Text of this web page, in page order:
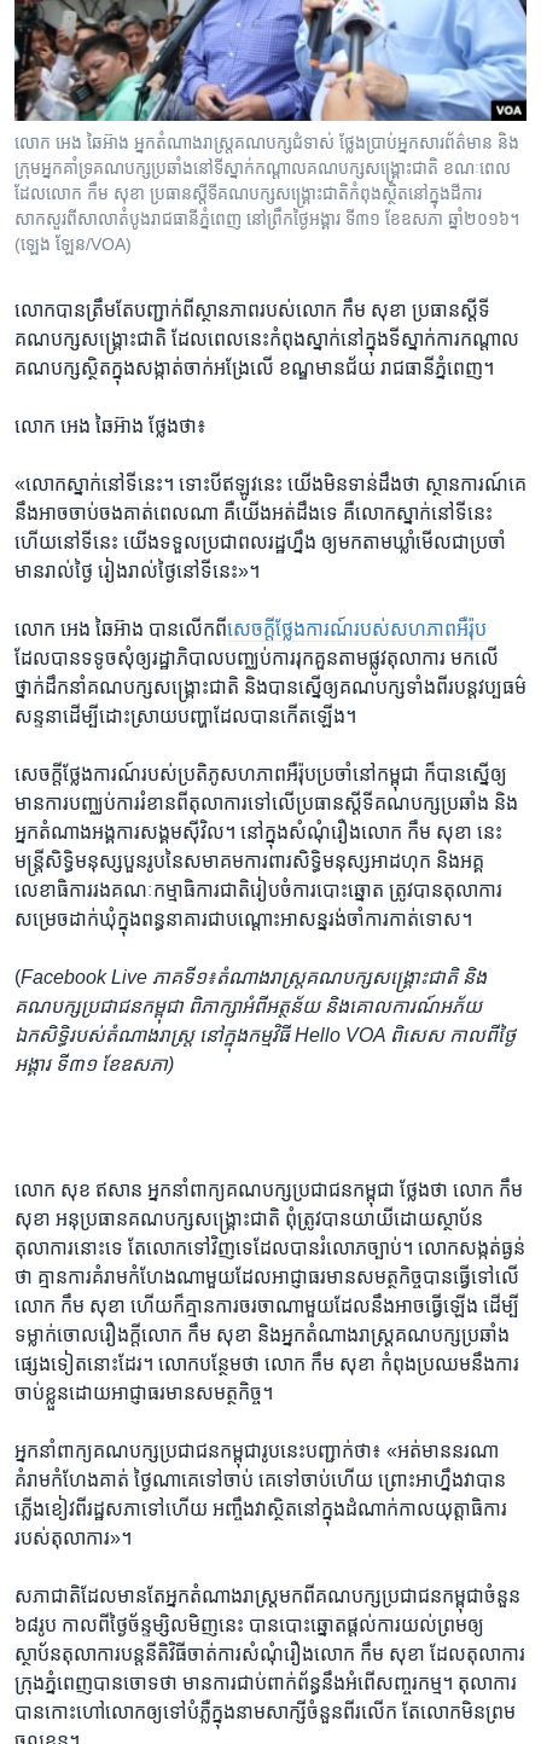
លោក​ អេង​ ឆៃអ៊ាង​ អ្នកតំណាងរាស្ត្រ​គណបក្ស​ជំទាស់​ ​ថ្លែង​ប្រាប់​អ្នក​សារព័ត៌មាន ​និង​
ក្រុម​អ្នកគាំទ្រ​គណបក្ស​ប្រឆាំង​នៅ​ទី​ស្នាក់​កណ្ដាល​គណបក្ស​សង្គ្រោះ​ជាតិ​ ខណៈពេល​
ដែល​លោក ​កឹម សុខា​ ប្រធាន​ស្ដីទី​គណបក្ស​សង្រ្គោះជាតិ​កំពុង​ស្ថិតនៅ​ក្នុង​ដីការ​
សាកសួរ​ពី​សាលា​តំបូង​រាជធានី​ភ្នំពេញ​ នៅ​ព្រឹក​ថ្ងៃ​អង្គារ​ ទី​៣១ ខែ​ឧសភា ឆ្នាំ២០១៦។
(ឡេង ឡែន/VOA)
លោក​បាន​ត្រឹម​តែ​បញ្ជាក់​ពី​ស្ថានភាព​របស់​លោក​ កឹម សុខា​ ប្រធាន​ស្តី​ទី​
គណបក្ស​សង្គ្រោះ​ជាតិ​ ដែល​ពេល​នេះ​កំពុង​ស្នាក់​នៅ​ក្នុង​ទី​ស្នាក់ការ​កណ្តាល​
គណបក្ស​ស្ថិត​ក្នុង​សង្កាត់​ចាក់អង្រែលើ​ ខណ្ឌ​មានជ័យ ​រាជធានី​ភ្នំពេញ។
​លោក​ អេង​ ឆៃអ៊ាង ថ្លែង​ថា៖
«លោក​ស្នាក់​នៅ​ទីនេះ។​ ទោះបី​ឥឡូវ​នេះ​ យើង​មិន​ទាន់​ដឹង​ថា​ ស្ថានការណ៍​គេ​
នឹង​អាច​ចាប់​ចង​គាត់​ពេលណា​ គឺ​យើង​អត់​ដឹង​ទេ​ គឺ​លោក​ស្នាក់នៅ​ទីនេះ​
ហើយ​នៅ​ទីនេះ​ យើង​ទទួល​ប្រជាពលរដ្ឋ​ហ្នឹង​ ឲ្យ​មក​តាម​ឃ្លាំមើល​ជា​ប្រចាំ​
មាន​រាល់​ថ្ងៃ​ រៀងរាល់​ថ្ងៃ​នៅ​ទីនេះ»។
លោក​ អេង​ ឆៃអ៊ាង​ បាន​លើក​ពី​សេចក្តី​ថ្លែង​ការណ៍​របស់​សហភាព​អឺរ៉ុប
ដែល​បាន​ទទូច​សុំ​ឲ្យ​រដ្ឋាភិបាល​បញ្ឈប់​ការ​រុកគួន​តាម​ផ្លូវ​តុលាការ​ មក​លើ​
ថ្នាក់​ដឹកនាំ​គណបក្ស​សង្គ្រោះ​ជាតិ​ និង​បាន​ស្នើ​ឲ្យ​គណបក្ស​ទាំង​ពីរ​បន្ត​វប្បធម៌​
សន្ទនា​ដើម្បី​ដោះស្រាយ​បញ្ហា​ដែល​បាន​កើតឡើង។
សេចក្តី​ថ្លែងការណ៍​របស់​ប្រតិភូ​សហភាព​អឺរ៉ុប​ប្រចាំ​នៅ​កម្ពុជា​ ក៏​បាន​ស្នើ​ឲ្យ​
មាន​ការ​បញ្ឈប់​ការ​រំខាន​ពី​តុលាការ​ទៅ​លើ​ប្រធាន​ស្តី​ទី​គណបក្ស​ប្រឆាំង​ និង​
អ្នក​តំណាង​អង្គការ​សង្គម​ស៊ីវិល។​ នៅ​ក្នុង​សំណុំរឿង​លោក​ កឹម សុខា​ នេះ​
មន្ត្រី​សិទ្ធិ​មនុស្ស​បួន​រូប​នៃ​សមាគម​ការពារ​សិទ្ធិ​មនុស្ស​អាដហុក​ និង​អគ្គ
លេខាធិការ​រង​គណៈកម្មាធិការ​ជាតិ​រៀបចំ​ការ​បោះ​ឆ្នោត​ ត្រូវ​បាន​តុលាការ​
សម្រេច​ដាក់​ឃុំ​ក្នុង​ពន្ធនាគារ​ជា​បណ្តោះអាសន្ន​រង់​ចាំ​ការ​កាត់​ទោស។
(Facebook Live ភាគទី១៖តំណាងរាស្ត្រ​គណបក្ស​សង្គ្រោះជាតិ និង​
គណបក្ស​ប្រជាជន​កម្ពុជា ពិភាក្សា​អំពី​អត្ថន័យ និង​គោលការណ៍​អភ័យ​
ឯកសិទ្ធិ​របស់​តំណាងរាស្ត្រ នៅ​ក្នុង​កម្មវិធី Hello VOA ពិសេស កាលពី​ថ្ងៃ
អង្គារ ទី៣១ ខែ​ឧសភា)
លោក សុខ​ ឥសាន អ្នក​នាំ​ពាក្យ​គណបក្ស​ប្រជាជន​កម្ពុជា ថ្លែង​ថា​ លោក​ កឹម
សុខា​ អនុ​ប្រធាន​គណបក្ស​សង្គ្រោះ​ជាតិ ពុំ​ត្រូវ​បាន​យាយី​ដោយ​ស្ថាប័ន​
តុលាការ​នោះ​ទេ​ តែ​លោក​ទៅវិញ​ទេ​ដែល​បាន​រំលោភ​ច្បាប់។​ លោក​សង្កត់​ធ្ងន់​
ថា​ គ្មាន​ការ​គំរាមកំហែង​ណាមួយ​ដែល​អាជ្ញាធរ​មាន​សមត្ថកិច្ច​បាន​ធ្វើ​ទៅ​លើ​
លោក ​កឹម សុខា​ ហើយ​ក៏​គ្មាន​ការ​ចរចា​ណាមួយ​ដែល​នឹង​អាច​ធ្វើ​ឡើង ​ដើម្បី​
ទម្លាក់​ចោល​រឿងក្តី​លោក​ កឹម សុខា​ និង​អ្នក​តំណាងរាស្ត្រ​គណបក្ស​ប្រឆាំង​
ផ្សេង​ទៀត​នោះ​ដែរ។​ លោក​បន្ថែម​ថា​ លោក​ កឹម​ សុខា កំពុង​ប្រឈម​នឹង​ការ​
ចាប់​ខ្លួន​ដោយ​អាជ្ញាធរ​មាន​សមត្ថកិច្ច។
អ្នក​នាំ​ពាក្យ​គណបក្ស​ប្រជាជន​កម្ពុជា​រូប​នេះ​បញ្ជាក់​ថា៖ «អត់​មាន​នរណា​
គំរាមកំហែង​គាត់​ ថ្ងៃ​ណា​គេ​ទៅ​ចាប់​ គេ​ទៅ​ចាប់​ហើយ​ ព្រោះ​អាហ្នឹង​វា​បាន​
ភ្លើង​ខៀវ​ពី​រដ្ឋសភា​ទៅ​ហើយ​ អញ្ចឹង​វា​ស្ថិត​នៅ​ក្នុង​ដំណាក់កាល​យុត្តាធិការ​
របស់​តុលាការ»។
សភា​ជាតិ​ដែល​មាន​តែ​អ្នក​តំណាងរាស្ត្រ​មក​ពី​គណបក្ស​ប្រជាជន​កម្ពុជា​ចំនួន​
៦៨រូប ​កាល​ពី​ថ្ងៃ​ច័ន្ទ​ម្សិលមិញ​នេះ បាន​បោះឆ្នោត​ផ្តល់​ការ​យល់​ព្រម​ឲ្យ​
ស្ថាប័ន​តុលាការ​បន្ត​នីតិវិធី​ចាត់​ការ​សំណុំរឿង​លោក​ កឹម សុខា​ ដែល​តុលាការ​
ក្រុង​ភ្នំពេញ​បាន​ចោទ​ថា មាន​ការ​ជាប់​ពាក់ព័ន្ធ​នឹង​អំពើ​សញ្ចរកម្ម។​ តុលាការ​
បាន​កោះហៅ​លោក​ឲ្យ​ទៅ​បំភ្លឺ​ក្នុង​នាម​សាក្សី​ចំនួន​ពីរ​លើក​ តែ​លោក​មិនព្រម​